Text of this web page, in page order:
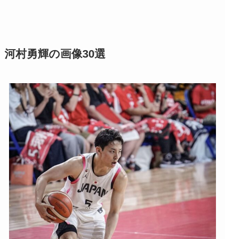
河村勇輝の画像30選